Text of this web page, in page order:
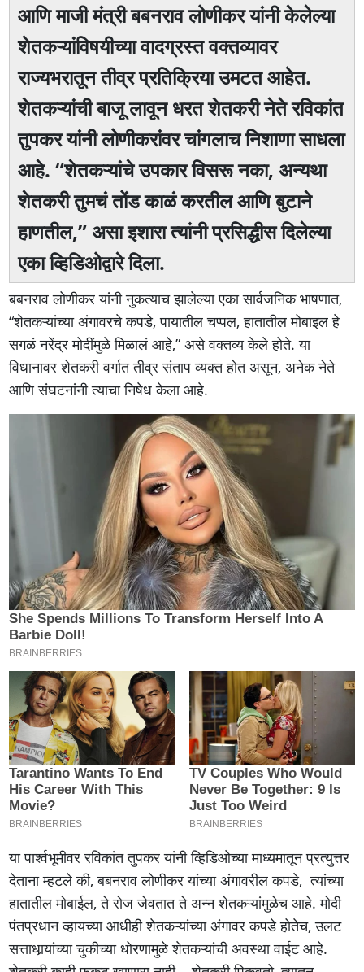
आणि माजी मंत्री बबनराव लोणीकर यांनी केलेल्या
शेतकऱ्यांविषयीच्या वादग्रस्त वक्तव्यावर
राज्यभरातून तीव्र प्रतिक्रिया उमटत आहेत.
शेतकऱ्यांची बाजू लावून धरत शेतकरी नेते रविकांत
तुपकर यांनी लोणीकरांवर चांगलाच निशाणा साधला
आहे. “शेतकऱ्यांचे उपकार विसरू नका, अन्यथा
शेतकरी तुमचं तोंड काळं करतील आणि बुटाने
हाणतील,” असा इशारा त्यांनी प्रसिद्धीस दिलेल्या
एका व्हिडिओद्वारे दिला.
बबनराव लोणीकर यांनी नुकत्याच झालेल्या एका सार्वजनिक भाषणात,
“शेतकऱ्यांच्या अंगावरचे कपडे, पायातील चप्पल, हातातील मोबाइल हे
सगळं नरेंद्र मोदींमुळे मिळालं आहे,” असे वक्तव्य केले होते. या
विधानावर शेतकरी वर्गात तीव्र संताप व्यक्त होत असून, अनेक नेते
आणि संघटनांनी त्याचा निषेध केला आहे.
या पार्श्वभूमीवर रविकांत तुपकर यांनी व्हिडिओच्या माध्यमातून प्रत्युत्तर
देताना म्हटले की, बबनराव लोणीकर यांच्या अंगावरील कपडे, त्यांच्या
हातातील मोबाईल, ते रोज जेवतात ते अन्न शेतकऱ्यांमुळेच आहे. मोदी
पंतप्रधान व्हायच्या आधीही शेतकऱ्यांच्या अंगावर कपडे होतेच, उलट
सत्ताधार्‍यांच्या चुकीच्या धोरणामुळे शेतकऱ्यांची अवस्था वाईट आहे.